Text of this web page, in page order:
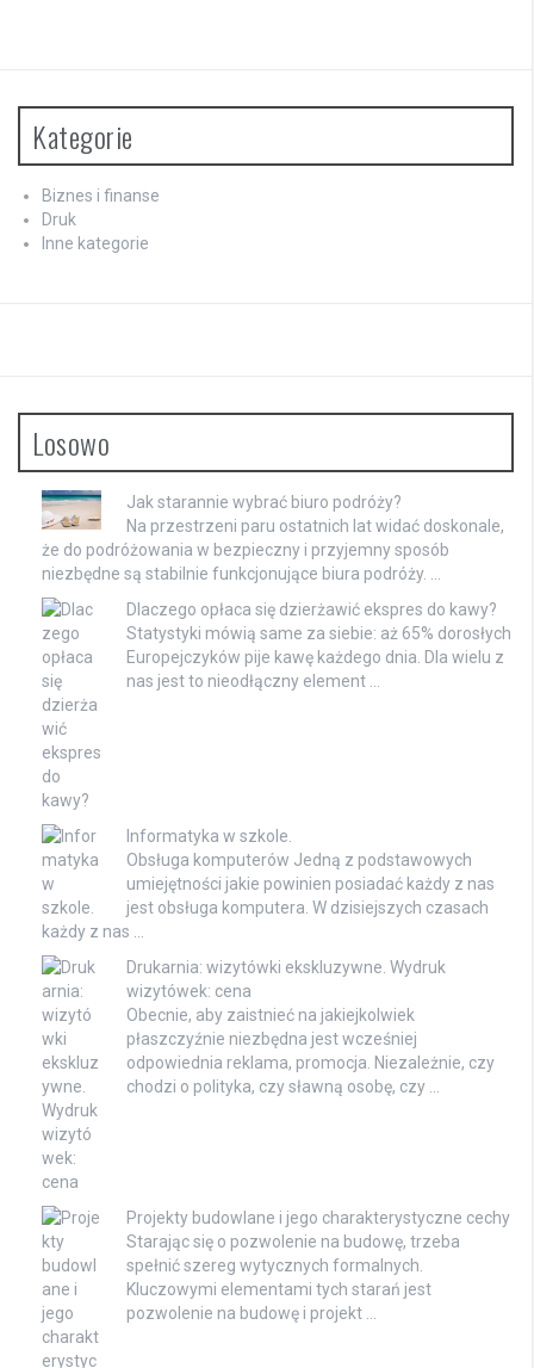
Kategorie
Biznes i finanse
Druk
Inne kategorie
Losowo
Jak starannie wybrać biuro podróży?
Na przestrzeni paru ostatnich lat widać doskonale,
że do podróżowania w bezpieczny i przyjemny sposób
niezbędne są stabilnie funkcjonujące biura podróży. …
Dlaczego opłaca się dzierżawić ekspres do kawy?
Statystyki mówią same za siebie: aż 65% dorosłych
Europejczyków pije kawę każdego dnia. Dla wielu z
nas jest to nieodłączny element …
Informatyka w szkole.
Obsługa komputerów Jedną z podstawowych
umiejętności jakie powinien posiadać każdy z nas
jest obsługa komputera. W dzisiejszych czasach
każdy z nas …
Drukarnia: wizytówki ekskluzywne. Wydruk
wizytówek: cena
Obecnie, aby zaistnieć na jakiejkolwiek
płaszczyźnie niezbędna jest wcześniej
odpowiednia reklama, promocja. Niezależnie, czy
chodzi o polityka, czy sławną osobę, czy …
Projekty budowlane i jego charakterystyczne cechy
Starając się o pozwolenie na budowę, trzeba
spełnić szereg wytycznych formalnych.
Kluczowymi elementami tych starań jest
pozwolenie na budowę i projekt …